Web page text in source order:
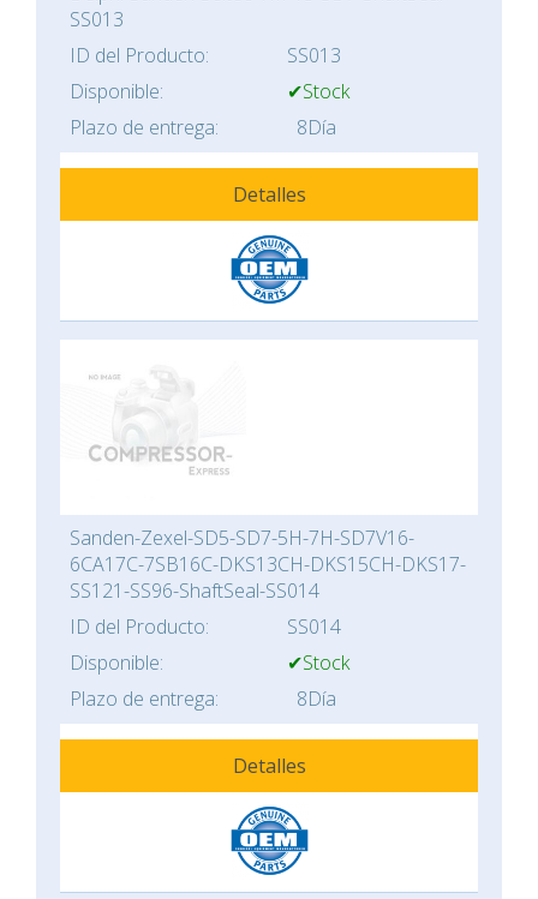
SS013
ID del Producto:
SS013
Disponible:
✔Stock
Plazo de entrega:
8Día
Detalles
Sanden-Zexel-SD5-SD7-5H-7H-SD7V16-
6CA17C-7SB16C-DKS13CH-DKS15CH-DKS17-
SS121-SS96-ShaftSeal-SS014
ID del Producto:
SS014
Disponible:
✔Stock
Plazo de entrega:
8Día
Detalles